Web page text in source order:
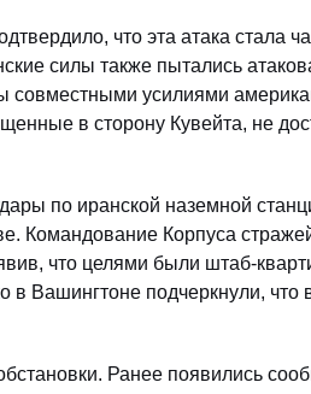
что эта атака стала
силы также пытались
усилиями
в сторону Кувейта, не
по иранской наземной
Командование Корпуса
что целями были штаб-
Вашингтоне подчеркнули, что
Ранее появились